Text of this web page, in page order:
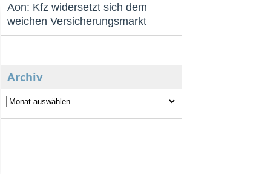
Aon: Kfz widersetzt sich dem
weichen Versicherungsmarkt
Archiv